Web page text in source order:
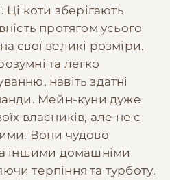
Ці коти зберігають
протягом усього
свої великі розміри.
та легко
навіть здатні
Мейн-куни дуже
власників, але не є
Вони чудово
іншими домашніми
терпіння та турботу.